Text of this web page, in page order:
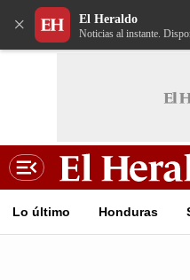
× El Heraldo
Noticias al instante.
Lo último Honduras